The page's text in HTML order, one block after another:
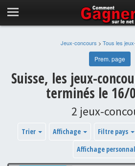
Jeux-concours > Tous les
Prem. page
Suisse, les jeux-
terminés le 16/
2 jeux-
Trier Affichage Filtre pays
Affichage